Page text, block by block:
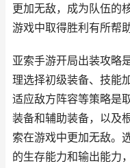
更加无敌，成为队伍的
游戏中取得胜利有所帮助
亚索手游开局出装攻略
理选择初级装备、技能
适应敌方阵容等策略是
装备和辅助装备，以及
索在游戏中更加无敌。
的生存能力和输出能力